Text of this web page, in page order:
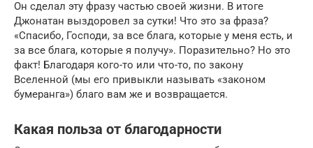
Он сделал эту фразу частью своей жизни. В итоге
Джонатан выздоровел за сутки! Что это за фраза?
«Спасибо, Господи, за все блага, которые у меня есть, и
за все блага, которые я получу». Поразительно? Но это
факт! Благодаря кого-то или что-то, по закону
Вселенной (мы его привыкли называть «законом
бумеранга») благо вам же и возвращается.
Какая польза от благодарности